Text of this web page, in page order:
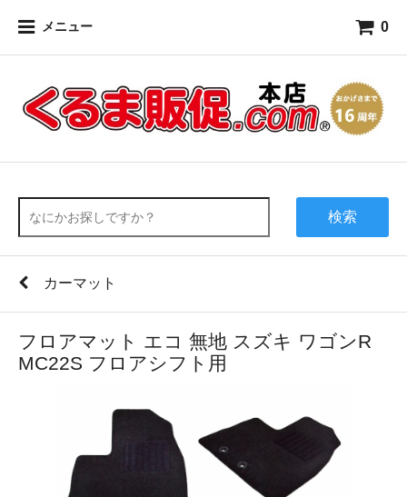
メニュー 0
検索
カーマット
フロアマット エコ 無地 スズキ ワゴンR
MC22S フロアシフト用